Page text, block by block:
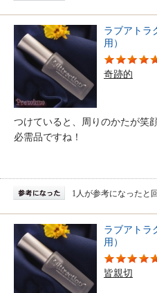
ラブアトラ
用）
奇跡的
つけていると、周りのかたが笑
必需品ですね！
1人が参考になったと
ラブアトラ
用）
皆親切